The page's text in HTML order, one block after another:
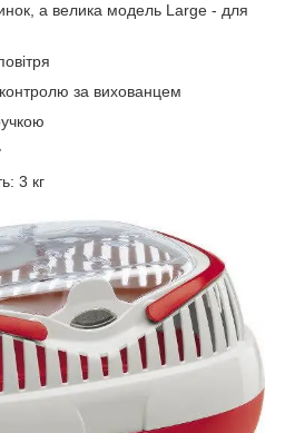
а велика модель Large - для
за вихованцем
3 кг